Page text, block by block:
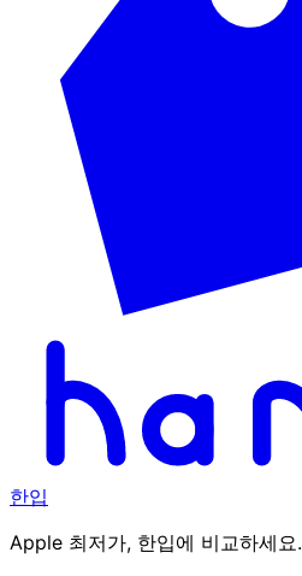
한입
Apple 최저가, 한입에 비교하세요.